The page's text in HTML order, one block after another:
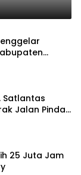
Satlantas
Jalan Pindah
25 Juta Jam